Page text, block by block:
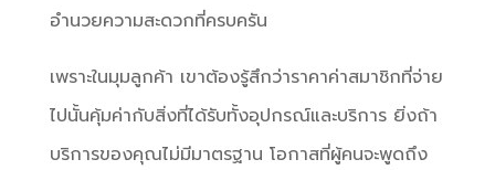
อำนวยความสะดวกที่ครบครัน
เพราะในมุมลูกค้า เขาต้องรู้สึกว่าราคาค่าสมาชิกที่จ่าย
ไปนั้นคุ้มค่ากับสิ่งที่ได้รับทั้งอุปกรณ์และบริการ ยิ่งถ้า
บริการของคุณไม่มีมาตรฐาน โอกาสที่ผู้คนจะพูดถึง